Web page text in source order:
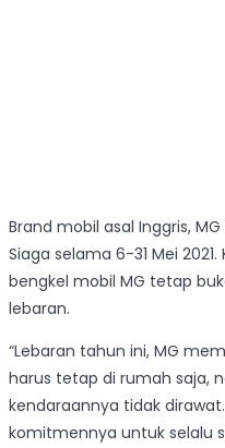
Brand mobil asal Inggris,
Siaga selama 6-31 Mei
bengkel mobil MG tetap
lebaran.
“Lebaran tahun ini, MG
harus tetap di rumah saja,
kendaraannya tidak
komitmennya untuk selalu